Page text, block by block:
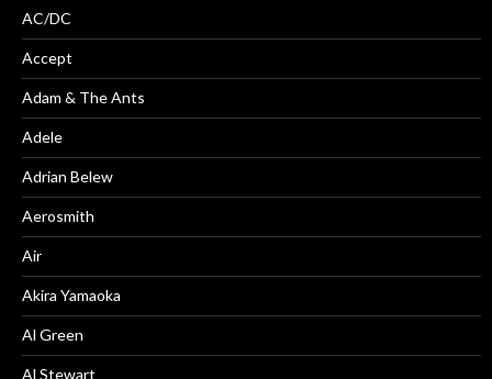
AC/DC
Accept
Adam & The Ants
Adele
Adrian Belew
Aerosmith
Air
Akira Yamaoka
Al Green
Al Stewart